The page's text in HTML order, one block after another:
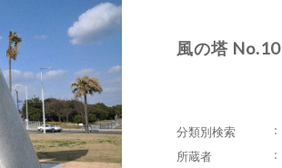
風の塔 No.10
分類別検索
所蔵者